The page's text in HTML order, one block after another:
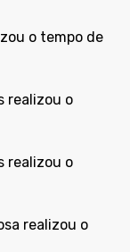
o tempo de
realizou o
realizou o
realizou o